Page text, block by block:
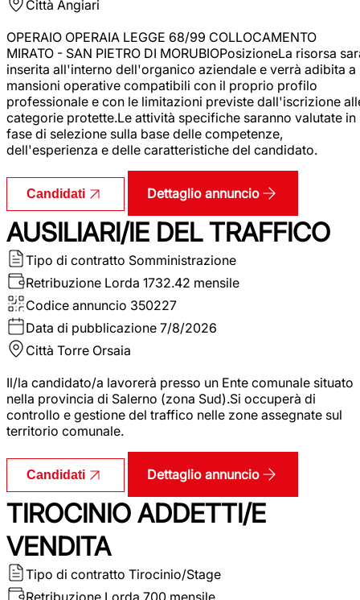
Città Angiari
OPERAIO OPERAIA LEGGE 68/99 COLLOCAMENTO
MIRATO - SAN PIETRO DI MORUBIOPosizioneLa risorsa
inserita all'interno dell'organico aziendale e verrà adibita a
mansioni operative compatibili con il proprio profilo
professionale e con le limitazioni previste dall'iscrizione
categorie protette.Le attività specifiche saranno valutate in
fase di selezione sulla base delle competenze,
dell'esperienza e delle caratteristiche del candidato.
Candidati Dettaglio annuncio
AUSILIARI/IE DEL TRAFFICO
Tipo di contratto Somministrazione
Retribuzione Lorda 1732.42 mensile
Codice annuncio 350227
Data di pubblicazione 7/8/2026
Città Torre Orsaia
Il/la candidato/a lavorerà presso un Ente comunale situato
nella provincia di Salerno (zona Sud).Si occuperà di
controllo e gestione del traffico nelle zone assegnate sul
territorio comunale.
Candidati Dettaglio annuncio
TIROCINIO ADDETTI/E
VENDITA
Tipo di contratto Tirocinio/Stage
Retribuzione Lorda 700 mensile